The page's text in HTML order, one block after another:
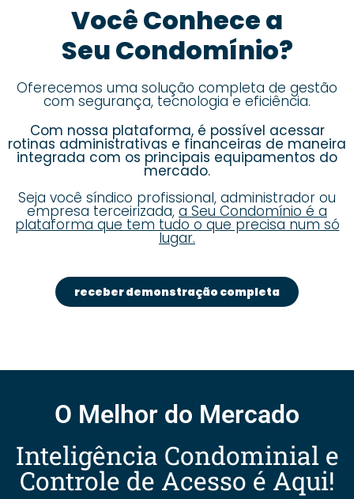
Você Conhece a
Seu Condomínio?
Oferecemos uma solução completa de gestão
com segurança, tecnologia e eficiência.
Com nossa plataforma, é possível acessar
rotinas administrativas e financeiras de maneira
integrada com os principais equipamentos do
mercado.
Seja você síndico profissional, administrador ou
empresa terceirizada, a Seu Condomínio é a
plataforma que tem tudo o que precisa num só
lugar.
receber demonstração completa
O Melhor do Mercado
Inteligência Condominial e
Controle de Acesso é Aqui!